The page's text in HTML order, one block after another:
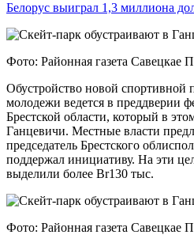
Белорус выиграл 1,3 миллиона
Фото: Районная газета Савецкае
Обустройство новой спортивной
молодежи ведется в преддверии
Брестской области, который в
Ганцевичи. Местные власти
председатель Брестского
поддержал инициативу. На эти
выделили более Br130 тыс.
Фото: Районная газета Савецкае